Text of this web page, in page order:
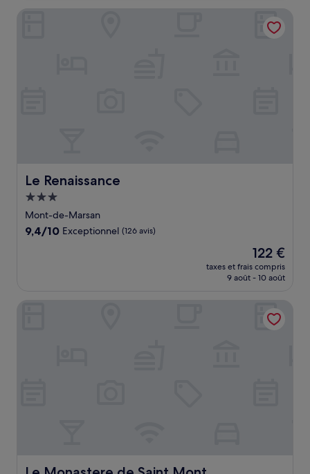
de
71 €
Le Renaissance
Le Renaissance
Hébergement
3.0 étoiles
Mont-de-Marsan
9.4
9,4/10 Exceptionnel (126 avis)
Le
nouveau
prix
de
122 €
122 €
taxes et frais compris
9 août - 10 août
Le Monastere de Saint Mont